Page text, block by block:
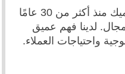
نحن نعمل في مجال تصنيع السيراميك منذ أكثر من 30 عامًا
لدينا فهم عميق
واحتياجات العملاء.